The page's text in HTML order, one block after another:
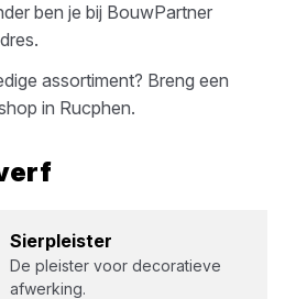
ben je bij BouwPartner
assortiment? Breng een
in Rucphen.
Sier­pleis­ter
De pleister voor decoratieve
afwerking.